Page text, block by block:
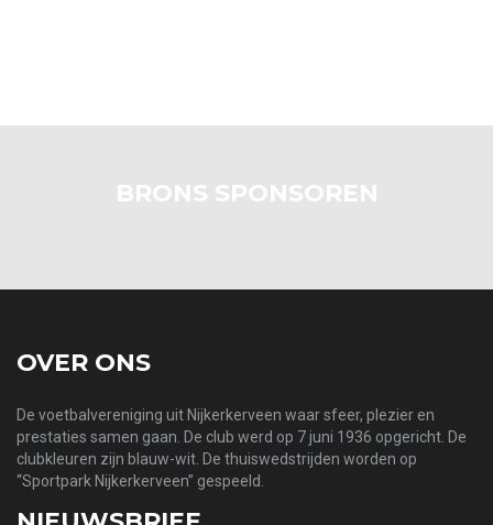
BRONS SPONSOREN
OVER ONS
De voetbalvereniging uit Nijkerkerveen waar sfeer, plezier en
prestaties samen gaan. De club werd op 7 juni 1936 opgericht. De
clubkleuren zijn blauw-wit. De thuiswedstrijden worden op
“Sportpark Nijkerkerveen” gespeeld.